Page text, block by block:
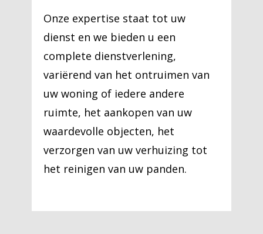
Onze expertise staat tot uw
dienst en we bieden u een
complete dienstverlening,
variërend van het ontruimen van
uw woning of iedere andere
ruimte, het aankopen van uw
waardevolle objecten, het
verzorgen van uw verhuizing tot
het reinigen van uw panden.